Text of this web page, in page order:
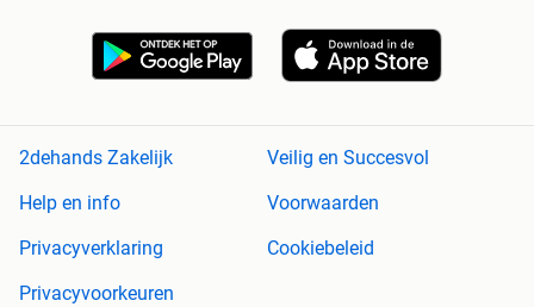
2dehands Zakelijk
Veilig en Succesvol
Help en info
Voorwaarden
Privacyverklaring
Cookiebeleid
Privacyvoorkeuren